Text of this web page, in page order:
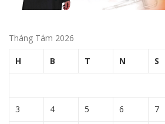
Tháng Tám 2026
H B T N S
3 4 5 6 7